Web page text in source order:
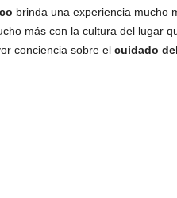
brinda una experiencia mucho
más con la cultura del lugar
conciencia sobre el cuidado